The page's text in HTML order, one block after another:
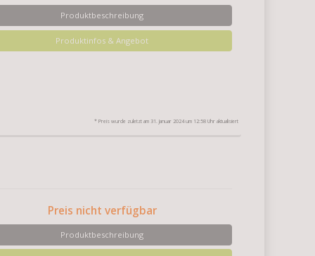
Produktbeschreibung
Produktinfos & Angebot
* Preis wurde zuletzt am 31. Januar 2024 um 12:58 Uhr aktualisiert
Preis nicht verfügbar
Produktbeschreibung